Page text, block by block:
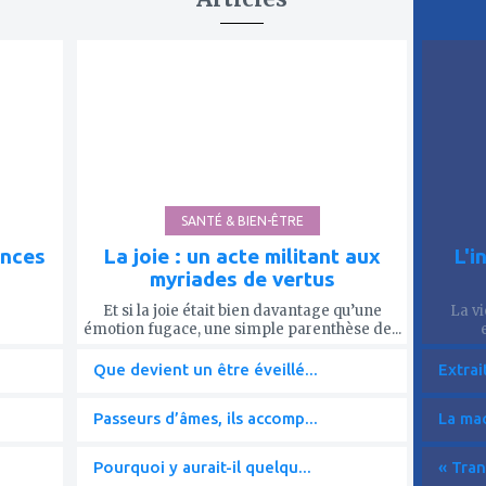
SANTÉ & BIEN-ÊTRE
La joie : un acte militant aux
myriades de vertus
Et si la joie était bien davantage qu’une
émotion fugace, une simple parenthèse de...
Que devient un être éveillé...
Passeurs d’âmes, ils accomp...
Pourquoi y aurait-il quelqu...
La
La
«